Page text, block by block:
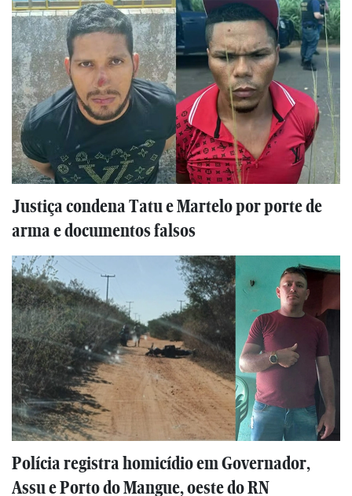
Justiça condena Tatu e Martelo por porte de
arma e documentos falsos
Polícia registra homicídio em Governador,
Assu e Porto do Mangue, oeste do RN